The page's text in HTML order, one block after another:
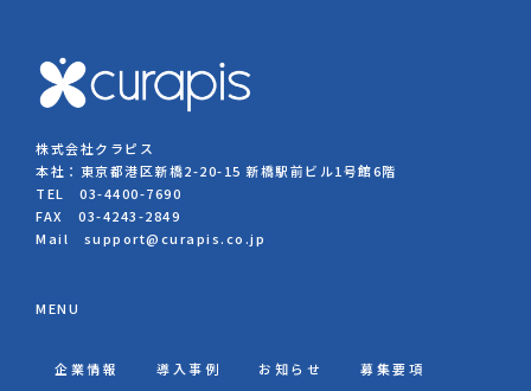
株式会社クラピス
本社：東京都港区新橋2-20-15 新橋駅前ビル1号館6階
TEL 03-4400-7690
FAX 03-4243-2849
Mail support@curapis.co.jp
MENU
企業情報 導入事例 お知らせ 募集要項